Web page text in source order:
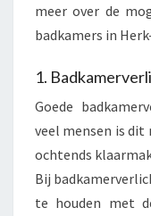
meer over de
badkamers in
1.
Goede
veel mensen is dit
ochtends
Bij
te houden met